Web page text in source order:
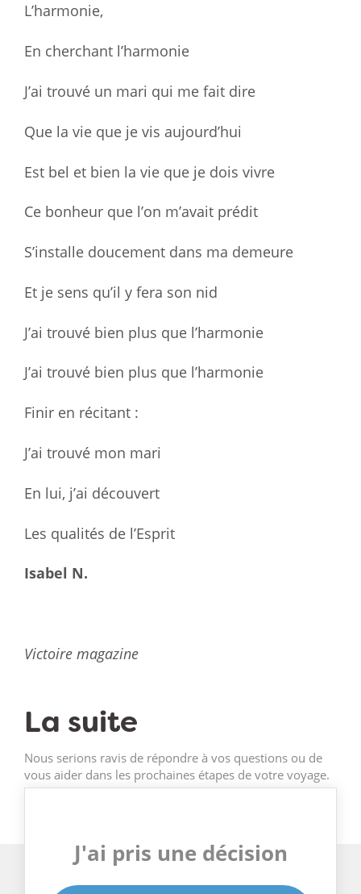
L’harmonie,
En cherchant l’harmonie
J’ai trouvé un mari qui me fait dire
Que la vie que je vis aujourd’hui
Est bel et bien la vie que je dois vivre
Ce bonheur que l’on m’avait prédit
S’installe doucement dans ma demeure
Et je sens qu’il y fera son nid
J’ai trouvé bien plus que l’harmonie
J’ai trouvé bien plus que l’harmonie
Finir en récitant :
J’ai trouvé mon mari
En lui, j’ai découvert
Les qualités de l’Esprit
Isabel N.
Victoire magazine
La suite
Nous serions ravis de répondre à vos questions ou de
vous aider dans les prochaines étapes de votre voyage.
J'ai pris une décision